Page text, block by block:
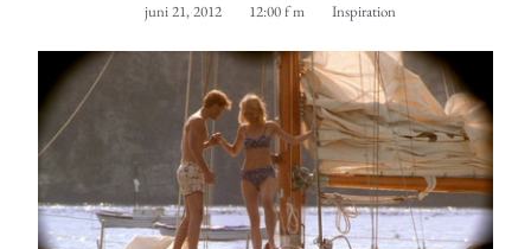
juni 21, 2012 12:00 f m Inspiration